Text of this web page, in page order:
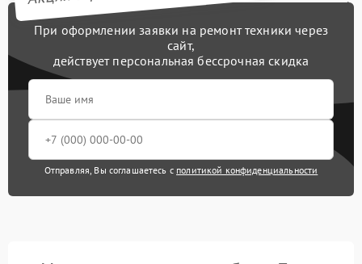
При оформлении заявки на ремонт техники через
сайт,
действует персональная бессрочная скидка
Отправляя, Вы соглашаетесь с политикой конфиденциальности